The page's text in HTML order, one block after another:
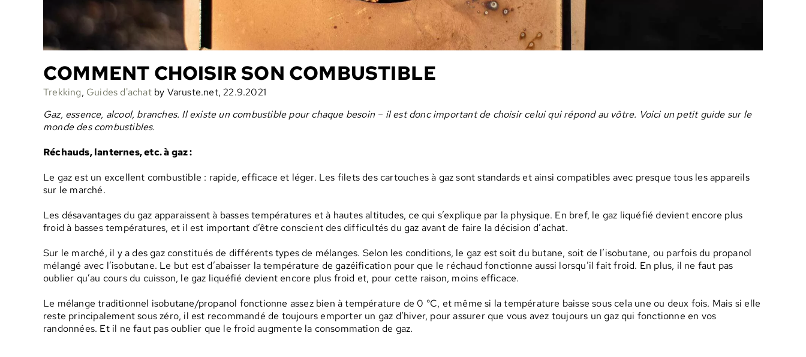
COMMENT CHOISIR SON COMBUSTIBLE
Trekking, Guides d'achatby Varuste.net, 22.9.2021
Gaz, essence, alcool, branches. Il existe un combustible pour chaque besoin – il est donc important de choisir celui qui répond au vôtre. Voici un petit guide sur le
monde des combustibles.
Réchauds, lanternes, etc. à gaz :
Le gaz est un excellent combustible : rapide, efficace et léger. Les filets des cartouches à gaz sont standards et ainsi compatibles avec presque tous les appareils
sur le marché.
Les désavantages du gaz apparaissent à basses températures et à hautes altitudes, ce qui s’explique par la physique. En bref, le gaz liquéfié devient encore plus
froid à basses températures, et il est important d’être conscient des difficultés du gaz avant de faire la décision d’achat.
Sur le marché, il y a des gaz constitués de différents types de mélanges. Selon les conditions, le gaz est soit du butane, soit de l’isobutane, ou parfois du propanol
mélangé avec l’isobutane. Le but est d’abaisser la température de gazéification pour que le réchaud fonctionne aussi lorsqu’il fait froid. En plus, il ne faut pas
oublier qu’au cours du cuisson, le gaz liquéfié devient encore plus froid et, pour cette raison, moins efficace.
Le mélange traditionnel isobutane/propanol fonctionne assez bien à température de 0 °C, et même si la température baisse sous cela une ou deux fois. Mais si elle
reste principalement sous zéro, il est recommandé de toujours emporter un gaz d’hiver, pour assurer que vous avez toujours un gaz qui fonctionne en vos
randonnées. Et il ne faut pas oublier que le froid augmente la consommation de gaz.